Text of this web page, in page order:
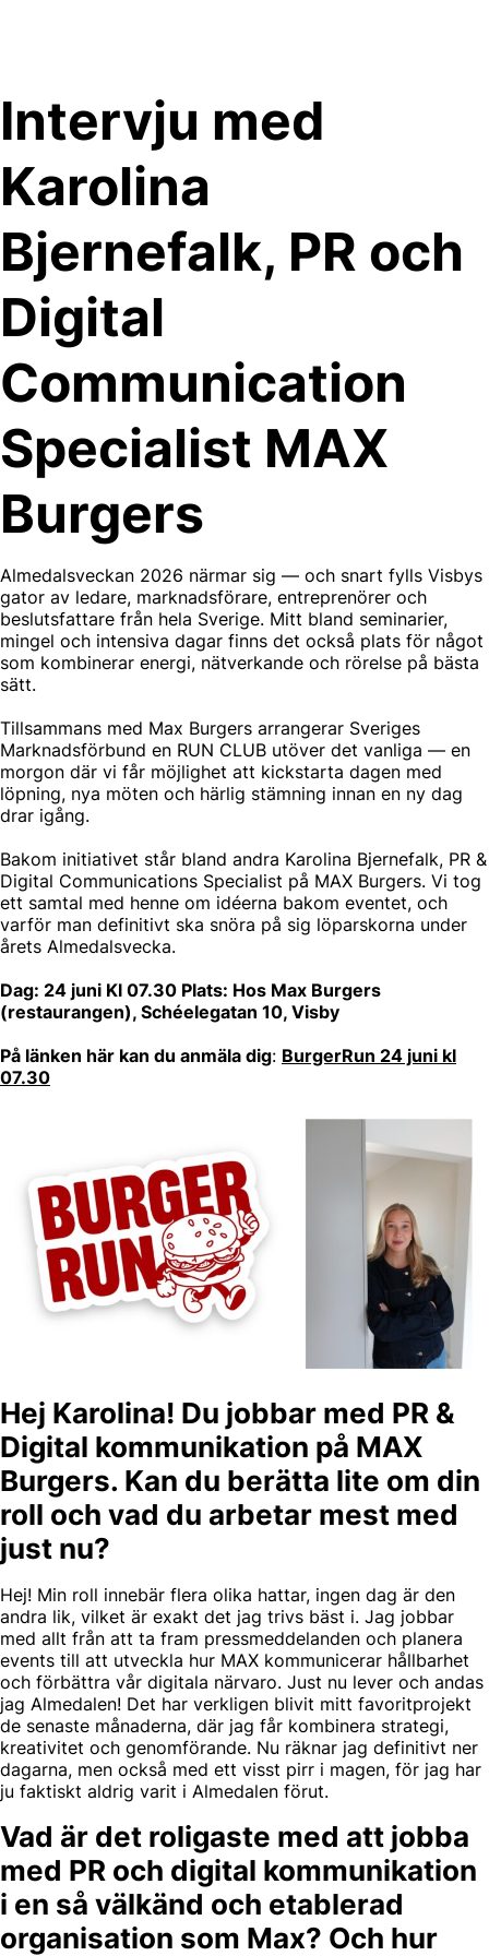
Intervju med
Karolina
Bjernefalk, PR och
Digital
Communication
Specialist MAX
Burgers
Almedalsveckan 2026 närmar sig — och snart fylls Visbys
gator av ledare, marknadsförare, entreprenörer och
beslutsfattare från hela Sverige. Mitt bland seminarier,
mingel och intensiva dagar finns det också plats för något
som kombinerar energi, nätverkande och rörelse på bästa
sätt.
Tillsammans med Max Burgers arrangerar Sveriges
Marknadsförbund en RUN CLUB utöver det vanliga — en
morgon där vi får möjlighet att kickstarta dagen med
löpning, nya möten och härlig stämning innan en ny dag
drar igång.
Bakom initiativet står bland andra Karolina Bjernefalk, PR &
Digital Communications Specialist på MAX Burgers. Vi tog
ett samtal med henne om idéerna bakom eventet, och
varför man definitivt ska snöra på sig löparskorna under
årets Almedalsvecka.
Dag: 24 juni Kl 07.30 Plats: Hos Max Burgers
(restaurangen), Schéelegatan 10, Visby
På länken här kan du anmäla dig: BurgerRun 24 juni kl
07.30
Hej Karolina! Du jobbar med PR &
Digital kommunikation på MAX
Burgers. Kan du berätta lite om din
roll och vad du arbetar mest med
just nu?
Hej! Min roll innebär flera olika hattar, ingen dag är den
andra lik, vilket är exakt det jag trivs bäst i. Jag jobbar
med allt från att ta fram pressmeddelanden och planera
events till att utveckla hur MAX kommunicerar hållbarhet
och förbättra vår digitala närvaro. Just nu lever och andas
jag Almedalen! Det har verkligen blivit mitt favoritprojekt
de senaste månaderna, där jag får kombinera strategi,
kreativitet och genomförande. Nu räknar jag definitivt ner
dagarna, men också med ett visst pirr i magen, för jag har
ju faktiskt aldrig varit i Almedalen förut.
Vad är det roligaste med att jobba
med PR och digital kommunikation
i en så välkänd och etablerad
organisation som Max? Och hur